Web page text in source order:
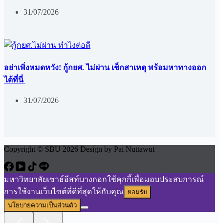
31/07/2026
อย่าเพิ่งหมดหวัง! กู้กยศ. ไม่ผ่าน เช็กสาเหตุ พร้อมหาทางออก
ได้ที่นี่
31/07/2026
Copyright © SBU 2026 Design by Pai Nuttawut
มหาวิทยาลัยเซาธ์อีสท์บางกอกใช้คุกกี้เพื่อมอบประสบการณ์
การใช้งานเว็บไซต์ที่ดีที่สุดให้กับคุณ ยอมรับ
นโยบายความเป็นส่วนตัว